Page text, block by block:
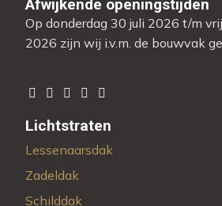
Afwijkende openingstijden
Op donderdag 30 juli 2026 t/m
2026 zijn wij i.v.m. de bouwvak
Lichtstraten
Lessenaarsdak
Zadeldak
Schilddak